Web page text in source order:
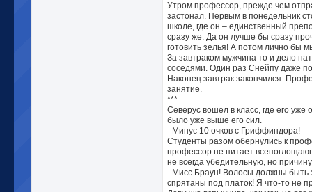
Утром профессор, прежде чем
застонал. Первым в понедельник
школе, где он – единственный
сразу же. Да он лучше бы сразу
готовить зелья! А потом лично бы
За завтраком мужчина то и дело
соседями. Один раз Снейпу даже
Наконец завтрак закончился.
занятие.
***
Северус вошел в класс, где его
было уже выше его сил.
- Минус 10 очков с Гриффиндора!
Студенты разом обернулись к
профессор не питает
не всегда убедительную, но
- Мисс Браун! Волосы должны быть
спрятаны под платок! Я что-то не